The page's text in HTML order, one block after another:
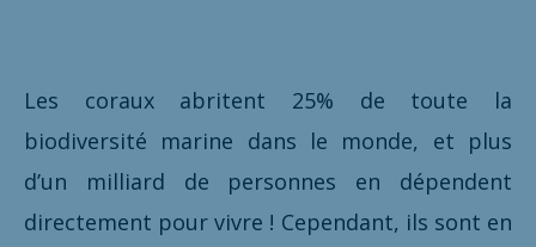
Les coraux abritent 25% de toute la
biodiversité marine dans le monde, et plus
d’un milliard de personnes en dépendent
directement pour vivre ! Cependant, ils sont en